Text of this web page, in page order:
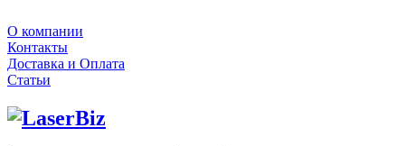
О компании
Контакты
Доставка и Оплата
Статьи